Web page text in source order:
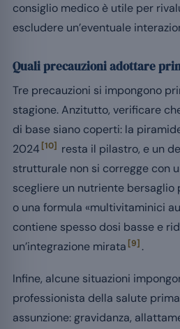
consiglio medico è utile per
escludere un’eventuale
Quali precauzioni adottare
Tre precauzioni si impongono
stagione. Anzitutto, verificare
di base siano coperti: la
2024 [10]
resta il pilastro, e un
strutturale non si corregge con
scegliere un nutriente bersaglio
o una formula «multivitaminici
contiene spesso dosi basse e
un’integrazione mirata [9] .
Infine, alcune situazioni
professionista della salute
assunzione: gravidanza,